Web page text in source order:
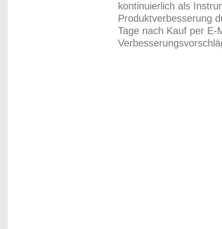
kontinuierlich als
Produktverbesserung
Tage nach Kauf per E-